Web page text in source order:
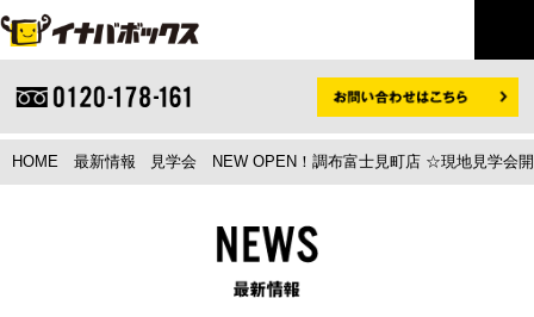
HOME 最新情報 見学会 NEW OPEN！調布富士見町店 ☆現地見学会